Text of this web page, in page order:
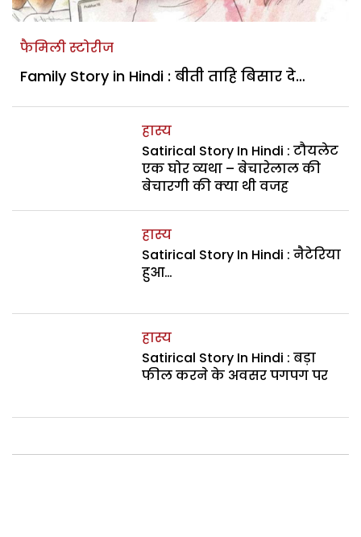
फैमिली स्टोरीज
Family Story in Hindi : बीती ताहि बिसार दे…
हास्य
Satirical Story In Hindi : टौयलेट
एक घोर व्यथा – बेचारेलाल की
बेचारगी की क्या थी वजह
हास्य
Satirical Story In Hindi : नैटेरिया
हुआ…
हास्य
Satirical Story In Hindi : बड़ा
फील करने के अवसर पगपग पर